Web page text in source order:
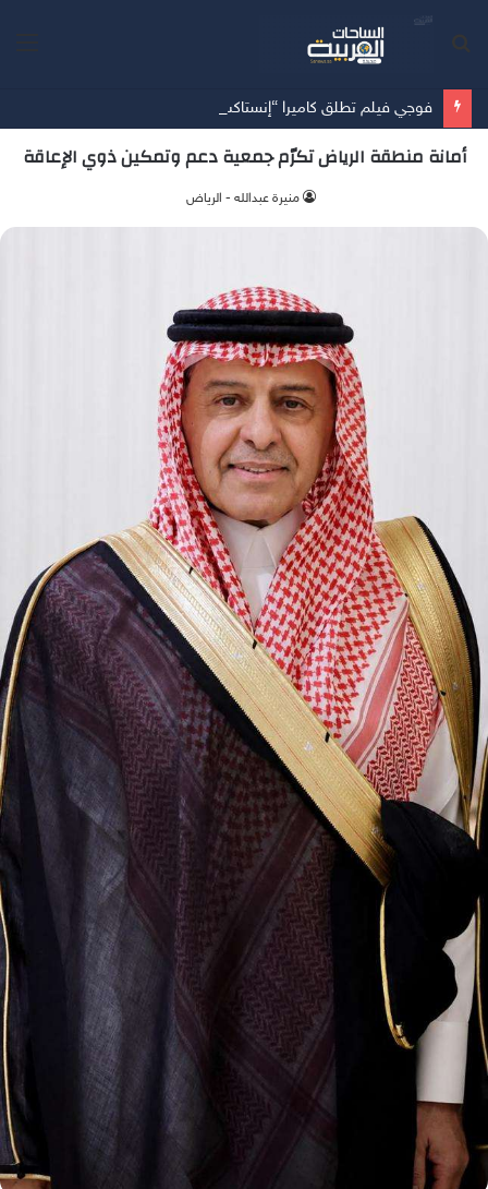
أمانة منطقة الرياض تكرّم جمعية دعم وتمكين ذوي الإعاقة
منيرة عبدالله - الرياض